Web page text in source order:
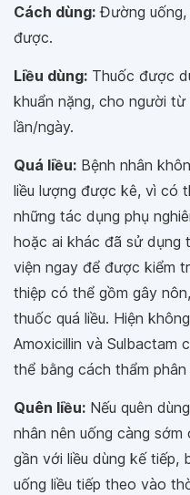
Cách dùng: Đường
được.
Liều dùng: Thuốc được
khuẩn nặng, cho người
lần/ngày.
Quá liều: Bệnh nhân
liều lượng được kê, vì có
những tác dụng phụ
hoặc ai khác đã sử dụng
viện ngay để được kiểm
thiệp có thể gồm gây nôn,
thuốc quá liều. Hiện
Amoxicillin và
thể bằng cách thẩm phân
Quên liều: Nếu quên
nhân nên uống càng
gần với liều dùng kế tiếp,
uống liều tiếp theo vào